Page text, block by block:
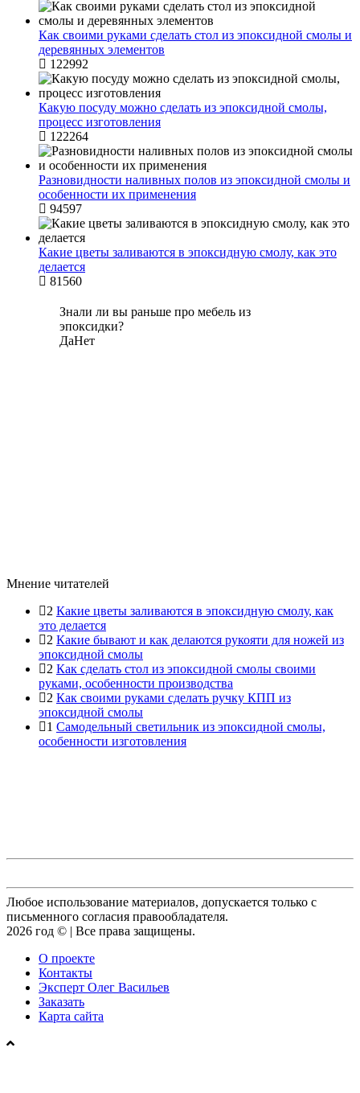
Как своими руками сделать стол из эпоксидной смолы и
деревянных элементов
122992
Какую посуду можно сделать из эпоксидной смолы,
процесс изготовления
122264
Разновидности наливных полов из эпоксидной смолы и
особенности их применения
94597
Какие цветы заливаются в эпоксидную смолу, как это
делается
81560
Знали ли вы раньше про мебель из
эпоксидки?
ДаНет
Мнение читателей
2 Какие цветы заливаются в эпоксидную смолу, как
это делается
2 Какие бывают и как делаются рукояти для ножей из
эпоксидной смолы
2 Как сделать стол из эпоксидной смолы своими
руками, особенности производства
2 Как своими руками сделать ручку КПП из
эпоксидной смолы
1 Самодельный светильник из эпоксидной смолы,
особенности изготовления
Любое использование материалов, допускается только с
письменного согласия правообладателя.
2026 год © | Все права защищены.
О проекте
Контакты
Эксперт Олег Васильев
Заказать
Карта сайта